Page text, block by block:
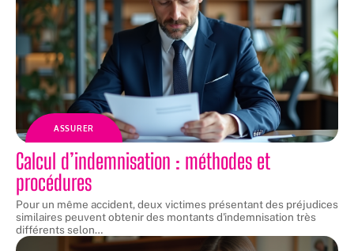
ASSURER
Calcul d’indemnisation : méthodes et
procédures
Pour un même accident, deux victimes présentant des préjudices
similaires peuvent obtenir des montants d'indemnisation très
différents selon…